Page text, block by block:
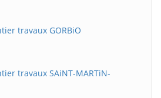
travaux GORBiO
travaux SAiNT-MARTiN-